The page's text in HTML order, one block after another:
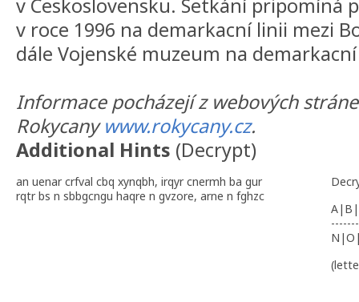
v Ceskoslovensku. Setkání pripomíná
v roce 1996 na demarkacní linii mezi
dále Vojenské muzeum na
Informace pocházejí z webových
Rokycanywww.rokycany.cz.
Additional Hints (Decrypt)
an uenar crfval cbq xynqbh, irqyr cnermh ba gur
rqtr bs n sbbgcngu haqre n gvzore, arne n fghzc